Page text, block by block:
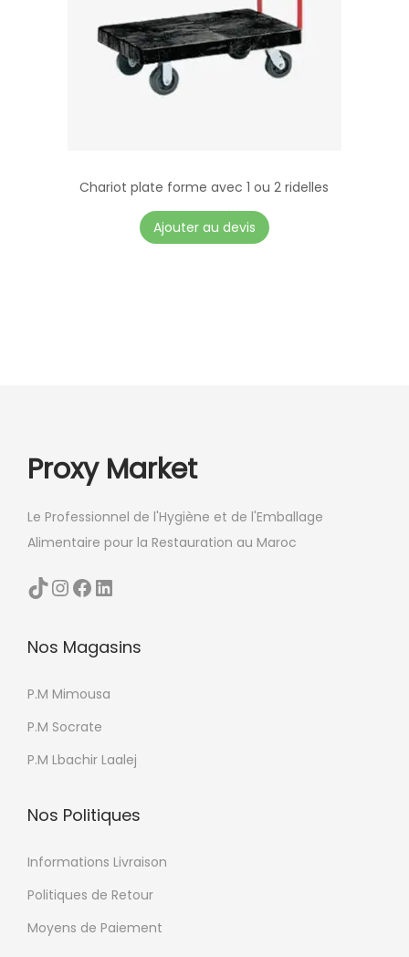
Chariot plate forme avec 1 ou 2 ridelles
Ajouter au devis
Proxy Market
Le Professionnel de l'Hygiène et de l'Emballage
Alimentaire pour la Restauration au Maroc
TikTok InstagramFacebook LinkedIn
Nos Magasins
P.M Mimousa
P.M Socrate
P.M Lbachir Laalej
Nos Politiques
Informations Livraison
Politiques de Retour
Moyens de Paiement